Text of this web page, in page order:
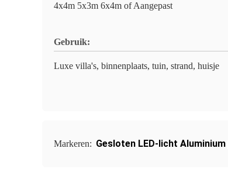
4x4m 5x3m 6x4m of Aangepast
Gebruik:
Luxe villa's, binnenplaats, tuin, strand, huisje
Markeren: Gesloten LED-licht